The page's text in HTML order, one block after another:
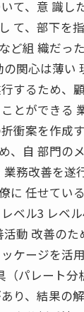
て、意 識し
て、部下を
ど組 織だっ
の関心は薄い
するため、
とができる
衝案を作成
、自 部門の
務改善を遂
に 任せてい
ベル3 レベ
動 改善のた
ケージを活
（パレート分
り、結果の